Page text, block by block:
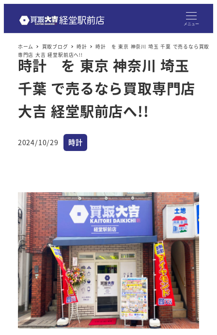
メニュー
ホーム 買取ブログ 時計
時計 を 東京 神奈川 埼玉 千葉 で売るなら買取
専門店 大吉 経堂駅前店へ!!
時計 を 東京 神奈川 埼玉
千葉 で売るなら買取専門店
大吉 経堂駅前店へ!!
投稿日
2024/10/29 カテゴリー
時計